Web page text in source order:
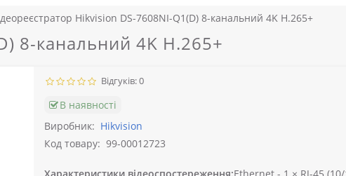
Hikvision DS-7608NI-Q1(D) 8-канальний 4K H.265+
8-канальний 4K H.265+
Відгуків: 0
В наявності
Виробник: Hikvision
Код товару: 99-00012723